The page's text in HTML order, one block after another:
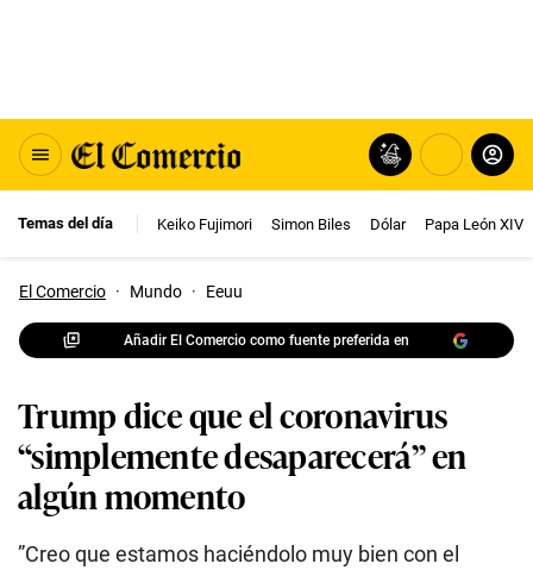
Temas del día Keiko Fujimori Simon Biles Dólar Papa León XIV
El Comercio · Mundo · Eeuu
Añadir El Comercio como fuente preferida en
Trump dice que el coronavirus
“simplemente desaparecerá” en
algún momento
”Creo que estamos haciéndolo muy bien con el